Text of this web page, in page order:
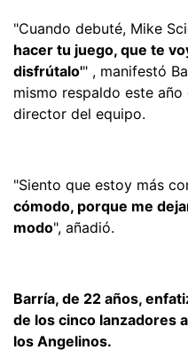
"Cuando debuté, Mike
hacer tu juego, que te
disfrútalo'" , manifestó
mismo respaldo este año
director del equipo.
"Siento que estoy más
cómodo, porque me
modo", añadió.
Barría, de 22 años,
de los cinco lanzadores
los Angelinos.